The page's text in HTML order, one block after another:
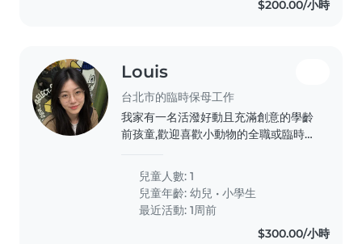
$200.00/小時
Louis
台北市的臨時保母工作
我家有一名活潑好動且充滿創意的學齡
前孩童,歡迎喜歡小動物的全職或臨時保
迎與我聯絡!我家有一名活潑好動且充
滿創意的學齡前孩童,歡迎喜歡小動物的
全職或臨時保母到府照顧。若您會說中
文或英文,都歡迎與我聯絡!我家有一名
活潑好動且充滿創意的學齡前孩童,歡迎
兒童人數: 1
兒童年齡:幼兒 •小學生
最近活動: 1周前
$300.00/小時